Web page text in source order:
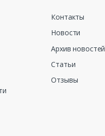
Контакты
Новости
Архив новостей
Статьи
Отзывы